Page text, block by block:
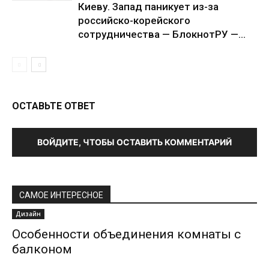
Киеву. Запад паникует из-за
российско-корейского
сотрудничества — БлокнотРУ —...
ОСТАВЬТЕ ОТВЕТ
ВОЙДИТЕ, ЧТОБЫ ОСТАВИТЬ КОММЕНТАРИЙ
САМОЕ ИНТЕРЕСНОЕ
Дизайн
Особенности объединения комнаты с
балконом